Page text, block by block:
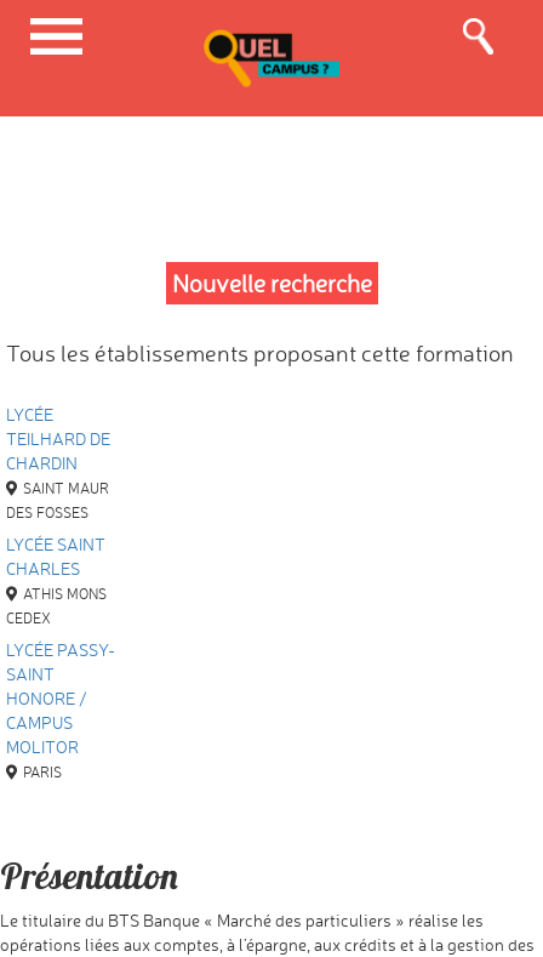
Nouvelle recherche
Tous les établissements proposant cette formation
LYCÉE
TEILHARD DE
CHARDIN
SAINT MAUR
DES FOSSES
LYCÉE SAINT
CHARLES
ATHIS MONS
CEDEX
LYCÉE PASSY-
SAINT
HONORE /
CAMPUS
MOLITOR
PARIS
Présentation
Le titulaire du BTS Banque « Marché des particuliers » réalise les
opérations liées aux comptes, à l’épargne, aux crédits et à la gestion des